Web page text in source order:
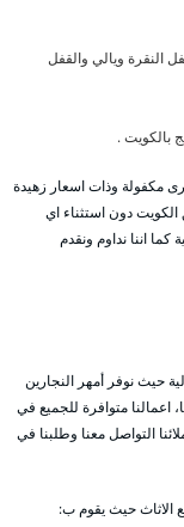
النقرة ويالي والقفل
بالكويت .
مكفولة وذات اسعار زهيدة
دون استثناء اي
اننا نداوم ونقدم
حيث نوفر أمهر النجارين
اعمالنا متوافرة للجميع في
التواصل معنا وطلبنا في
الاثاث حيث يقوم ب: